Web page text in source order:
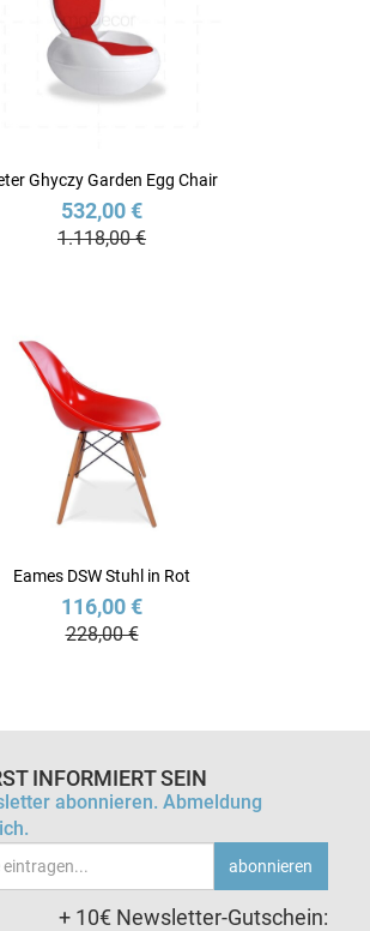
Ghyczy Garden Egg Chair
532,00 €
1.118,00 €
Eames DSW Stuhl in Rot
116,00 €
228,00 €
INFORMIERT SEIN
abonnieren. Abmeldung
abonnieren
+ 10€ Newsletter-Gutschein: